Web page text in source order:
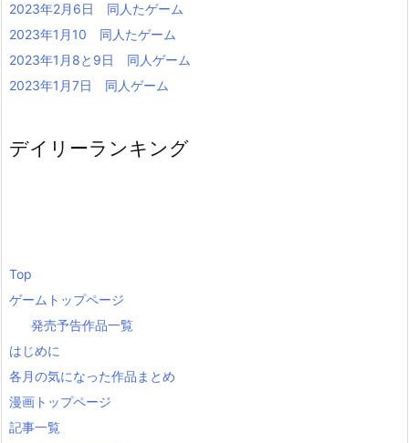
2023年2月6日 同人たゲーム
2023年1月10 同人たゲーム
2023年1月8と9日 同人ゲーム
2023年1月7日 同人ゲーム
デイリーランキング
Top
ゲームトップページ
発売予告作品一覧
はじめに
各月の気になった作品まとめ
漫画トップページ
記事一覧